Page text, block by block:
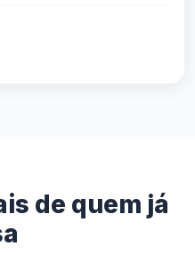
de quem já